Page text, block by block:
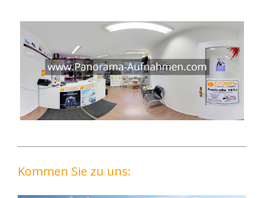
Kommen Sie zu uns: